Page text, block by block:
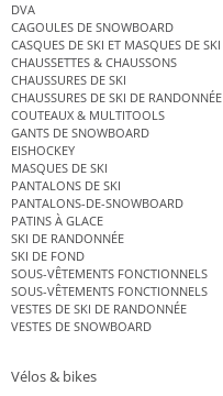
DVA
CAGOULES DE SNOWBOARD
CASQUES DE SKI ET MASQUES DE SKI
CHAUSSETTES & CHAUSSONS
CHAUSSURES DE SKI
CHAUSSURES DE SKI DE RANDONNÉE
COUTEAUX & MULTITOOLS
GANTS DE SNOWBOARD
EISHOCKEY
MASQUES DE SKI
PANTALONS DE SKI
PANTALONS-DE-SNOWBOARD
PATINS À GLACE
SKI DE RANDONNÉE
SKI DE FOND
SOUS-VÊTEMENTS FONCTIONNELS
SOUS-VÊTEMENTS FONCTIONNELS
VESTES DE SKI DE RANDONNÉE
VESTES DE SNOWBOARD
Vélos & bikes